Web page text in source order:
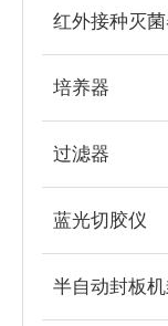
红外接种灭
培养器
过滤器
蓝光切胶仪
半自动封板